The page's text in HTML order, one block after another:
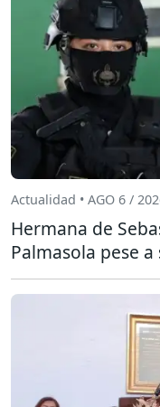
Actualidad • AGO 6 /
Hermana de
Palmasola pese